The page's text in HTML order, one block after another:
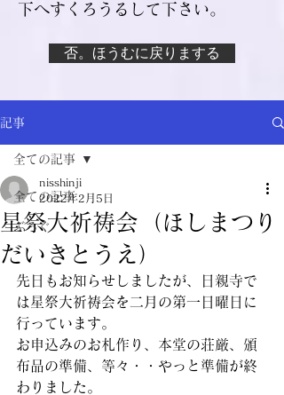
​下へすくろうるして下さい。
否。ほうむに戻りまする
記事
全ての記事
ぶろぐ
全ての記事
星祭大祈祷会（ほしまつり
だいきとうえ）
nisshinji
2022年2月5日
先日もお知らせしましたが、日親寺で
は星祭大祈祷会を二月の第一日曜日に
行っています。
お申込みのお札作り、本堂の荘厳、頒
布品の準備、等々・・やっと準備が終
わりました。